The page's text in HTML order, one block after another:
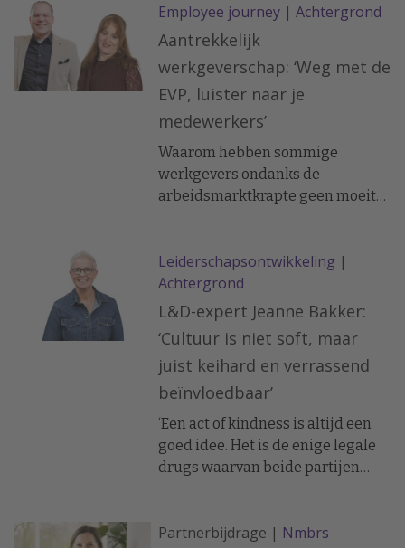
worden gehandeld.
Employee journey | Achtergrond
Aantrekkelijk
werkgeverschap: ‘Weg met de
EVP, luister naar je
medewerkers’
Waarom hebben sommige
werkgevers ondanks de
arbeidsmarktkrapte geen moeite
en overtuigingsexpert Nicol
Tadema geven naar aanleiding
van hun nieuwe boek antwoord op
die vraag. Inclusief voorbeelden
uit de praktijk bij onder meer
Kesbeke, Drogisterijketen AS
Watson en installatiebedrijf
Leiderschapsontwikkeling |
Achtergrond
L&D-expert Jeanne Bakker:
‘Cultuur is niet soft, maar
juist keihard en verrassend
beïnvloedbaar’
‘Een act of kindness is altijd een
goed idee. Het is de enige legale
drugs waarvan beide partijen
Partnerbijdrage | Nmbrs